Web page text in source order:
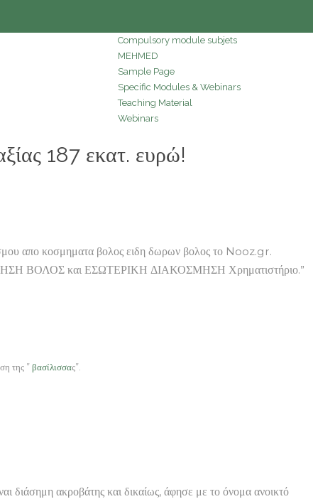
Compulsory module subjets
MEHMED
Sample Page
Specific Modules & Webinars
Teaching Material
Webinars
187 εκατ. ευρώ!
απο κοσμηματα βολος ειδη δωρων βολος το Nooz.gr.
ΒΟΛΟΣ και ΕΣΩΤΕΡΙΚΗ ΔΙΑΚΟΣΜΗΣΗ Χρηματιστήριο.”
της ”βασίλισσας”.
διάσημη ακροβάτης και δικαίως, άφησε με το όνομα ανοικτό